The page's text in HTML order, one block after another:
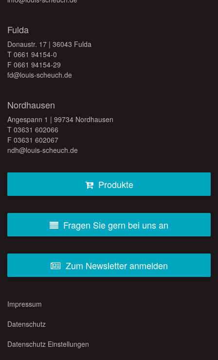
Fulda
Donaustr. 17 | 36043 Fulda
T 0661 94154-0
F 0661 94154-29
fd@louis-scheuch.de
Nordhausen
Angespann 1 | 99734 Nordhausen
T 03631 602066
F 03631 602067
ndh@louis-scheuch.de
Produkte
Fragen Sie gern bei uns an
Zum Newsletter anmelden
Impressum
Datenschutz
Datenschutz Einstellungen